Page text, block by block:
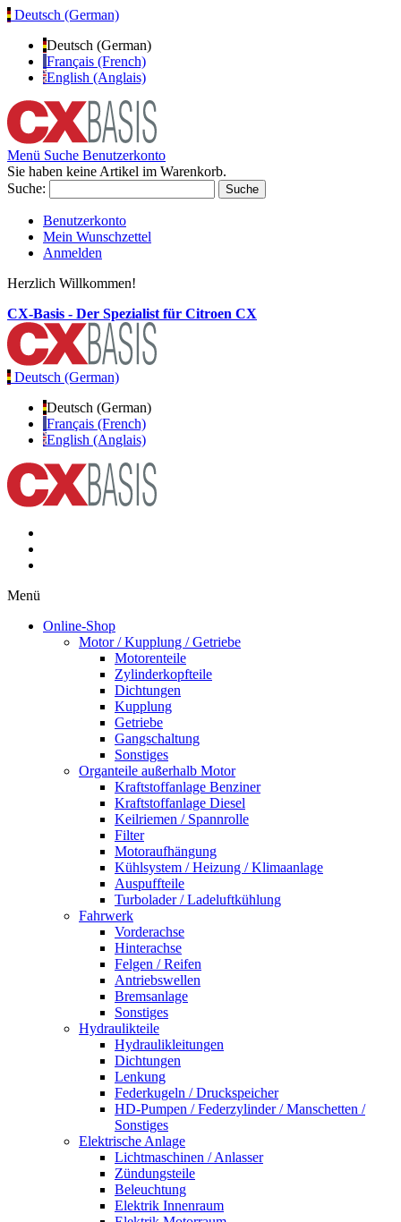
Deutsch (German)
Deutsch (German)
Français (French)
English (Anglais)
Menü Suche Benutzerkonto
Sie haben keine Artikel im Warenkorb.
Suche:
Suche
Benutzerkonto
Mein Wunschzettel
Anmelden
Herzlich Willkommen!
CX-Basis - Der Spezialist für Citroen CX
Deutsch (German)
Deutsch (German)
Français (French)
English (Anglais)
Menü
Online-Shop
Motor / Kupplung / Getriebe
Motorenteile
Zylinderkopfteile
Dichtungen
Kupplung
Getriebe
Gangschaltung
Sonstiges
Organteile außerhalb Motor
Kraftstoffanlage Benziner
Kraftstoffanlage Diesel
Keilriemen / Spannrolle
Filter
Motoraufhängung
Kühlsystem / Heizung / Klimaanlage
Auspuffteile
Turbolader / Ladeluftkühlung
Fahrwerk
Vorderachse
Hinterachse
Felgen / Reifen
Antriebswellen
Bremsanlage
Sonstiges
Hydraulikteile
Hydraulikleitungen
Dichtungen
Lenkung
Federkugeln / Druckspeicher
HD-Pumpen / Federzylinder / Manschetten /
Sonstiges
Elektrische Anlage
Lichtmaschinen / Anlasser
Zündungsteile
Beleuchtung
Elektrik Innenraum